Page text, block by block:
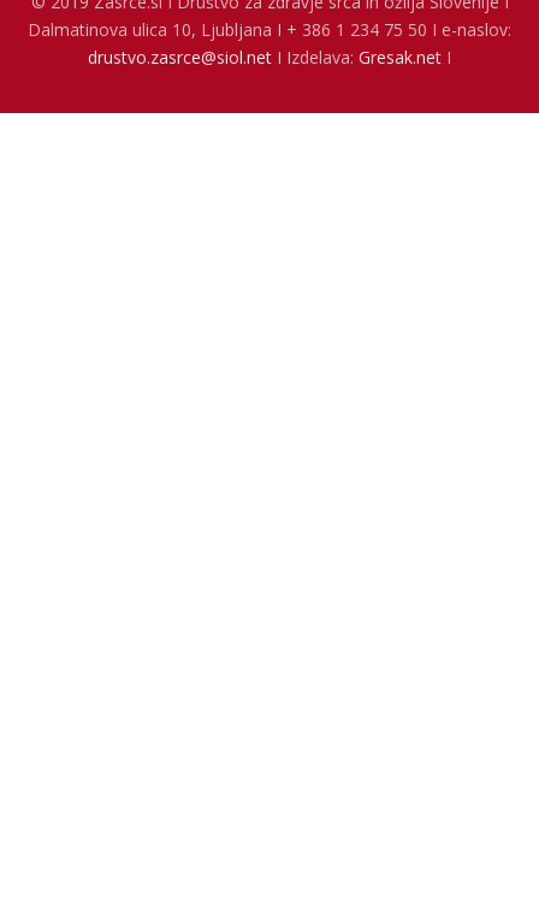
Dalmatinova ulica 10, Ljubljana I + 386 1 234 75 50 I e-naslov:
drustvo.zasrce@siol.net I Izdelava: Gresak.net I